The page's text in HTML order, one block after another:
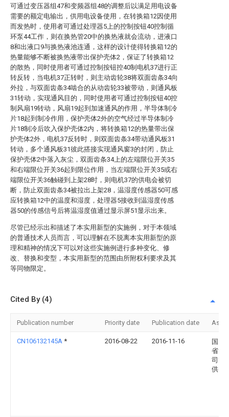
可通过变压器组47和变频器组48的调整后以满足用电设备
需要的额定电输出，供用电设备使用，在转换箱12因使用
而发热时，使用者可通过处理器5上的控制按钮40控制循
环泵44工作，则在换热管20中的换热液就会流动，进液口
8和出液口9与换热液池连通，这样的设计使得转换箱12的
热量能够不断被换热液带出保护壳体2，保证了转换箱12
的散热，同时使用者可通过控制按钮控40制电机37进行正
转反转，当电机37正转时，则主动齿轮38将双面齿条34向
外拉，与双面齿条34啮合的从动齿轮33被带动，则通风板
31转动，实现通风目的，同时使用者可通过控制按钮40控
制风扇19转动，风扇19起到加速通风的作用，半导体制冷
片18起到制冷作用，保护壳体2外的空气经过半导体制冷
片18制冷后吹入保护壳体2内，将转换箱12的热量带出保
护壳体2外，电机37反转时，则双面齿条34带动通风板31
转动，多个通风板31彼此搭接实现通风窗3的封闭，防止
保护壳体2中落入灰尘，双面齿条34上的左端限位开关35
和右端限位开关36起到限位作用，当左端限位开关35或右
端限位开关36触碰到上架28时，则电机37的供电会被切
断，防止双面齿条34被拉出上架28，温湿度传感器50可感
应转换箱12中的温度和湿度，处理器5接收到温湿度传感
器50的传感信号后将温湿度值通过显示屏51显示出来。
尽管已经示出和描述了本实用新型的实施例，对于本领域
的普通技术人员而言，可以理解在不脱离本实用新型的原
理和精神的情况下可以对这些实施例进行多种变化、修
改、替换和变型，本实用新型的范围由所附权利要求及其
等同物限定。
Cited By (4)
Publication number Priority date Publication date
CN106132145A * 2016-08-22 2016-11-16
国网
省电
司龙
供电